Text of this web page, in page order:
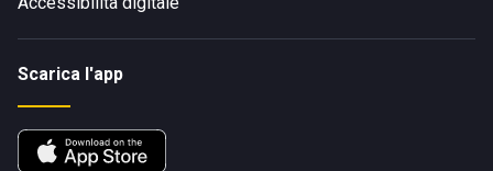
Scarica l'app